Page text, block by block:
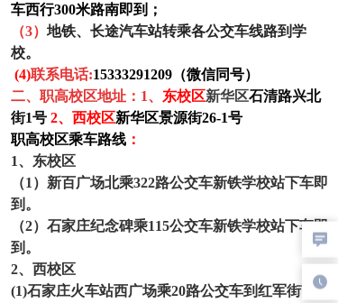
车西行300米路南即到 ；
（3） 地铁、长途汽车站转乘各公交车线路到学
校。
(4)联系电话:15333291209（微信同号）
二、职高校区地址：1、 东校区新华区石清路兴北
街1号 2、西校区新华区景源街26-1号
职高校区乘车路线：
1、东校区
（1）新百广场北乘322路公交车新铁学校站下车即
到。
（2）石家庄纪念碑乘115公交车新铁学校站下车即
到。
2、西校区
(1)石家庄火车站西广场乘20路公交车到红军街南